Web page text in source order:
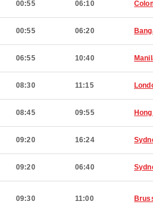
00:55 06:10
00:55 06:20
06:55 10:40
08:30 11:15
08:45 09:55
09:20 16:24
09:20 06:40
09:30 11:00